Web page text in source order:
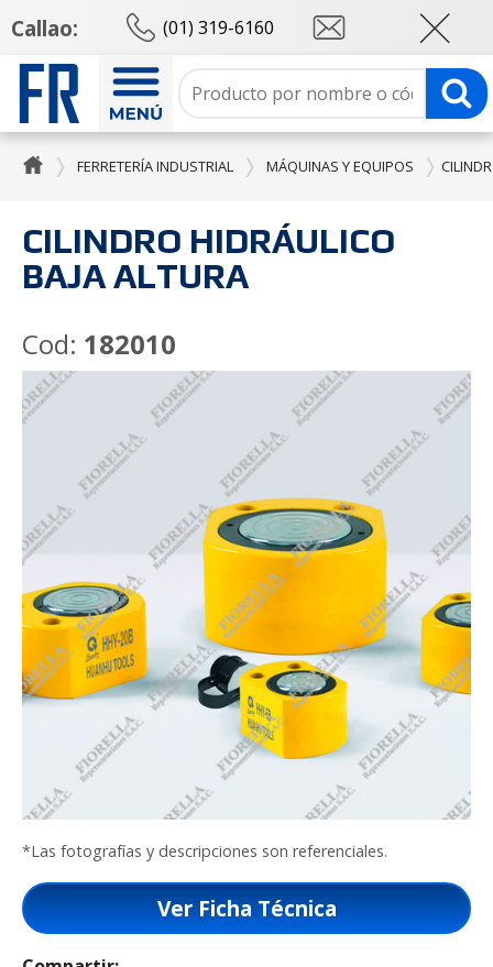
Callao: (01) 319-6160
FERRETERÍA INDUSTRIAL MÁQUINAS Y EQUIPOS
CILINDRO HIDRÁULICO
BAJA ALTURA
Cod: 182010
*Las fotografías y descripciones son referenciales.
Ver Ficha Técnica